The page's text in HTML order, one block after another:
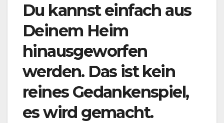
Du kannst einfach aus
Deinem Heim
hinausgeworfen
werden. Das ist kein
reines Gedankenspiel,
es wird gemacht.